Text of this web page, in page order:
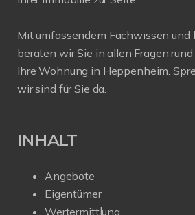
Mit umfassendem Fachwissen und
beraten wir Sie in allen Fragen rund
Ihre Wohnung in Heppenheim.
wir sind für Sie da.
INHALT
Angebote
Eigentümer
Wertermittlung